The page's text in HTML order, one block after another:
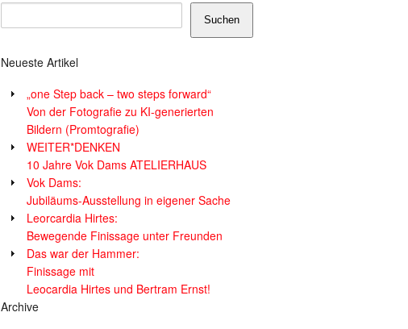
Suchen
Neueste Artikel
„one Step back – two steps forward“
Von der Fotografie zu KI-generierten
Bildern (Promtografie)
WEITER*DENKEN
10 Jahre Vok Dams ATELIERHAUS
Vok Dams:
Jubiläums-Ausstellung in eigener Sache
Leorcardia Hirtes:
Bewegende Finissage unter Freunden
Das war der Hammer:
Finissage mit
Leocardia Hirtes und Bertram Ernst!
Archive